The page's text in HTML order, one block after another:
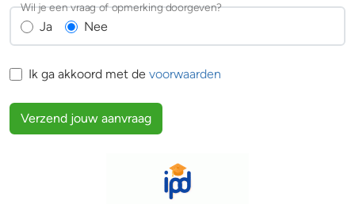
Ja Nee
Wil je een vraag of opmerking doorgeven?
Ik ga akkoord met de voorwaarden
Verzend jouw aanvraag